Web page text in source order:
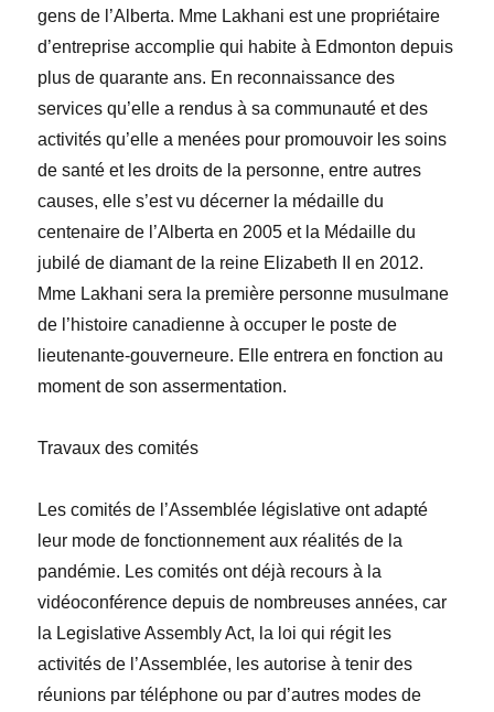
gens de l’Alberta. Mme Lakhani est une propriétaire
d’entreprise accomplie qui habite à Edmonton depuis
plus de quarante ans. En reconnaissance des
services qu’elle a rendus à sa communauté et des
activités qu’elle a menées pour promouvoir les soins
de santé et les droits de la personne, entre autres
causes, elle s’est vu décerner la médaille du
centenaire de l’Alberta en 2005 et la Médaille du
jubilé de diamant de la reine Elizabeth II en 2012.
Mme Lakhani sera la première personne musulmane
de l’histoire canadienne à occuper le poste de
lieutenante-gouverneure. Elle entrera en fonction au
moment de son assermentation.
Travaux des comités
Les comités de l’Assemblée législativeont adapté
leur mode de fonctionnement aux réalités de la
pandémie. Les comités ont déjà recours à la
vidéoconférence depuis de nombreuses années, car
la Legislative Assembly Act, la loi qui régit les
activités de l’Assemblée, les autorise à tenir des
réunions par téléphone ou par d’autres modes de